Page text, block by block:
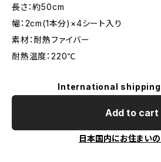
長さ：約50cm
幅：2cm(1本分)×4シート入り
素材：耐熱ファイバー
耐熱温度：220℃
International
Add to cart
日本国内にお住まい